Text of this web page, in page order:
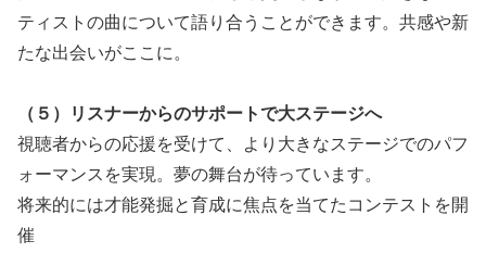
ティストの曲について語り合うことができます。共感や新
たな出会いがここに。
（５）リスナーからのサポートで大ステージへ
視聴者からの応援を受けて、より大きなステージでのパフ
ォーマンスを実現。夢の舞台が待っています。
将来的には才能発掘と育成に焦点を当てたコンテストを開
催